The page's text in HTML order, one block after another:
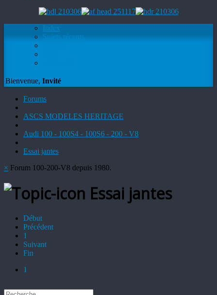
Index
Sujets récents
Bienvenue, Invité
Forums
ASCS MODELES HERITAGE
Audi 100 - 100S4 - 100S6 - 200 - V8
Essai jantes
× Forum 100-200-V8 depuis 1980.
Essai jantes
Début
Précédent
1
Suivant
Fin
1